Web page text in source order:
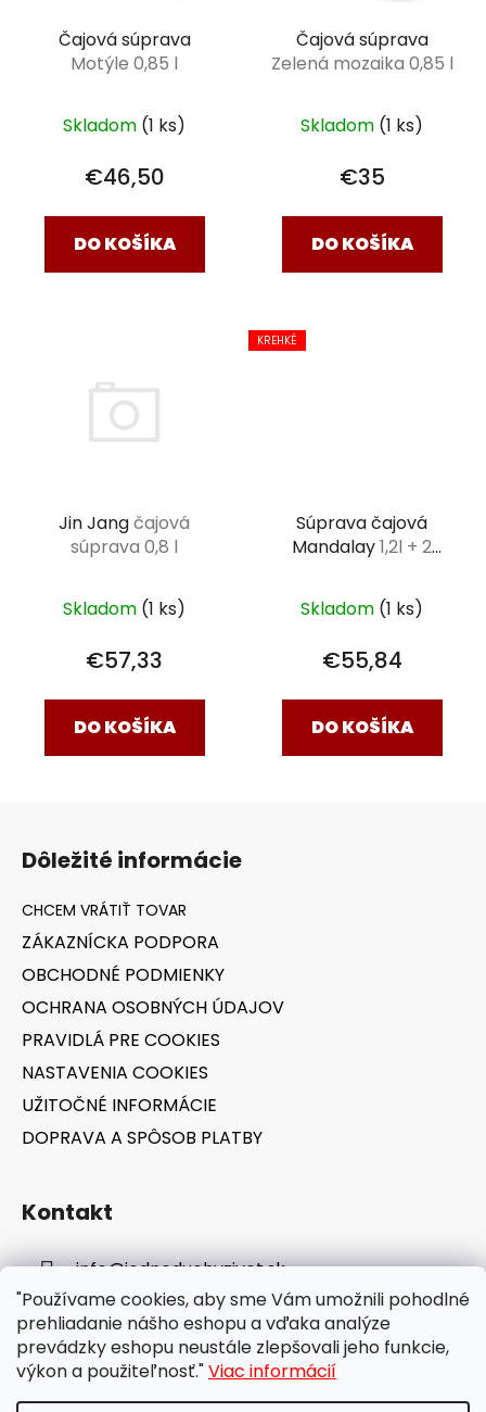
"Používame cookies, aby sme Vám umožnili pohodlné
prehliadanie nášho eshopu a vďaka analýze
prevádzky eshopu neustále zlepšovali jeho funkcie,
výkon a použiteľnosť."Viac informácií
Čajová súprava
Motýle 0,85 l
Skladom (1 ks)
€46,50
DO KOŠÍKA
Čajová súprava
Zelená mozaika 0,85 l
Skladom (1 ks)
€35
DO KOŠÍKA
Jin Jangčajová
súprava 0,8 l
Skladom (1 ks)
€57,33
DO KOŠÍKA
KREHKÉ
Súprava čajová
Mandalay1,2l + 2
Skladom (1 ks)
€55,84
DO KOŠÍKA
Dôležité informácie
ZÁKAZNÍCKA PODPORA
OBCHODNÉ PODMIENKY
OCHRANA OSOBNÝCH ÚDAJOV
PRAVIDLÁ PRE COOKIES
NASTAVENIA COOKIES
UŽITOČNÉ INFORMÁCIE
DOPRAVA A SPÔSOB PLATBY
Kontakt
info@jednoduchyzivot.sk
E-shop: 0948 647 767